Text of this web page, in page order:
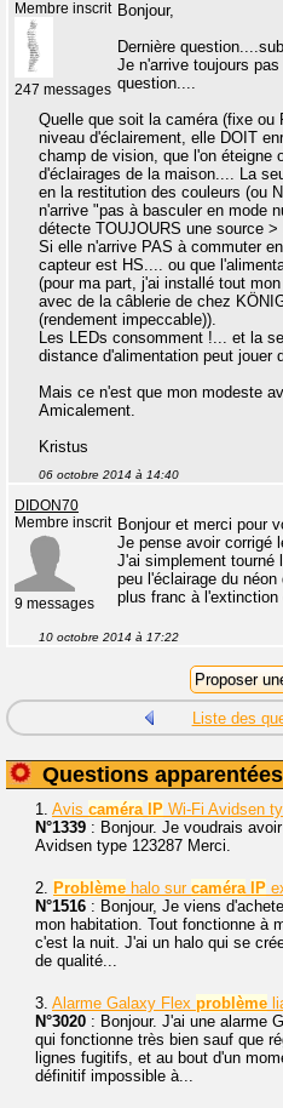
Membre inscrit
247 messages
Bonjour,
Dernière
Je n'arrive toujours
question....
Quelle que soit la caméra (fixe ou
niveau d'éclairement, elle DOIT
champ de vision, que l'on éteigne
d'éclairages de la maison.... La
en la restitution des couleurs (ou
n'arrive "pas à basculer en mode
détecte TOUJOURS une source
Si elle n'arrive PAS à commuter
capteur est HS.... ou que
(pour ma part, j'ai installé tout
avec de la câblerie de chez
(rendement impeccable)).
Les LEDs consomment !... et la
distance d'alimentation peut jouer
Mais ce n'est que mon modeste
Amicalement.
Kristus
06 octobre 2014 à 14:40
DIDON70
Membre inscrit
9 messages
Bonjour et merci pour
Je pense avoir corrigé
J'ai simplement tourné
peu l'éclairage du
plus franc à l'extinction
10 octobre 2014 à 17:22
Liste des
Questions
1. Avis caméra IP Wi-Fi Avidsen
N°1339 : Bonjour. Je voudrais
Avidsen type 123287 Merci.
2. Problème halo sur caméra IP
N°1516 : Bonjour, Je viens
mon habitation. Tout fonctionne à
c'est la nuit. J'ai un halo qui se
de qualité...
3. Alarme Galaxy Flex problème
N°3020 : Bonjour. J'ai une alarme
qui fonctionne très bien sauf que
lignes fugitifs, et au bout d'un
définitif impossible à...